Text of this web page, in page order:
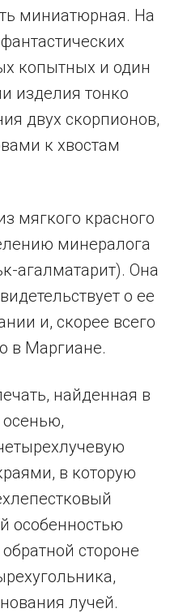
миниатюрная. На
копытных и один
изделия тонко
двух скорпионов,
к хвостам
мягкого красного
минералога
агалматарит). Она
о ее
и, скорее всего
в Маргиане.
найденная в
осенью,
в которую
особенностью
стороне
лучей.